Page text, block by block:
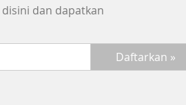
dan dapatkan